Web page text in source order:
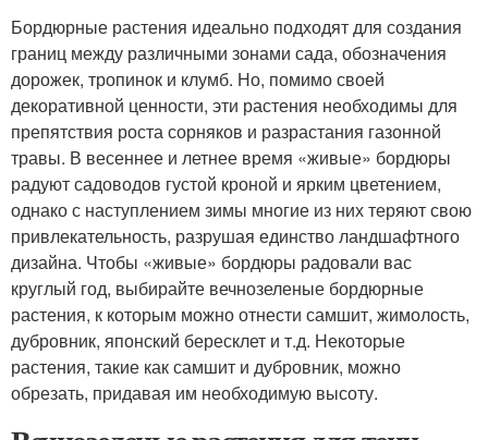
Бордюрные растения идеально подходят для создания
границ между различными зонами сада, обозначения
дорожек, тропинок и клумб. Но, помимо своей
декоративной ценности, эти растения необходимы для
препятствия роста сорняков и разрастания газонной
травы. В весеннее и летнее время «живые» бордюры
радуют садоводов густой кроной и ярким цветением,
однако с наступлением зимы многие из них теряют свою
привлекательность, разрушая единство ландшафтного
дизайна. Чтобы «живые» бордюры радовали вас
круглый год, выбирайте вечнозеленые бордюрные
растения, к которым можно отнести самшит, жимолость,
дубровник, японский бересклет и т.д. Некоторые
растения, такие как самшит и дубровник, можно
обрезать, придавая им необходимую высоту.